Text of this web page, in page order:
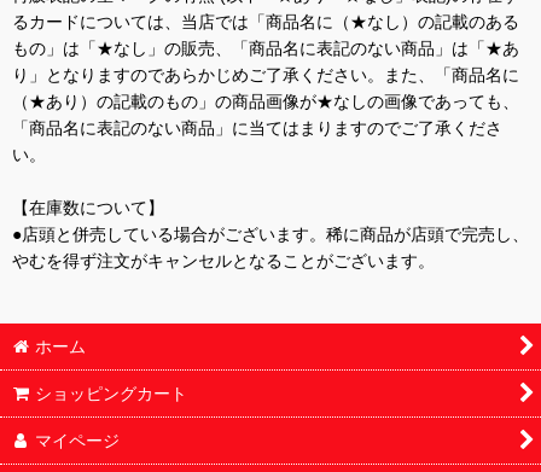
るカードについては、当店では「商品名に（★なし）の記載のある
もの」は「★なし」の販売、「商品名に表記のない商品」は「★あ
り」となりますのであらかじめご了承ください。また、「商品名に
（★あり）の記載のもの」の商品画像が★なしの画像であっても、
「商品名に表記のない商品」に当てはまりますのでご了承くださ
い。
【在庫数について】
●店頭と併売している場合がございます。稀に商品が店頭で完売し、
やむを得ず注文がキャンセルとなることがございます。
ホーム
ショッピングカート
マイページ